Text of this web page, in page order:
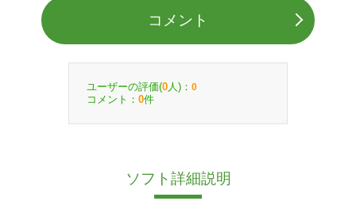
コメント
ユーザーの評価(0 人)： 0
コメント： 0件
ソフト詳細説明